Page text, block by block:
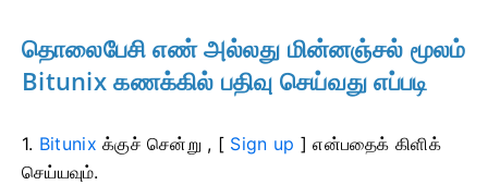
தொலைபேசி எண் அல்லது மின்னஞ்சல் மூலம்
Bitunix கணக்கில் பதிவு செய்வது எப்படி
1. Bitunix க்குச் சென்று , [ Sign up ] என்பதைக் கிளிக்
செய்யவும்.